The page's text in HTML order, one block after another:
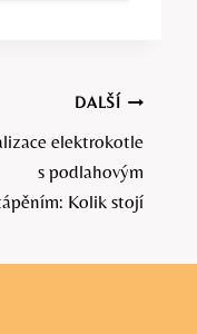
DALŠÍ
elektrokotle
s podlahovým
Kolik stojí